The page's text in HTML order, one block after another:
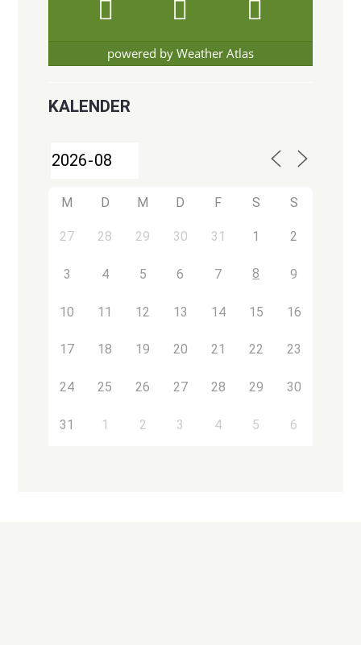
powered by Weather Atlas
KALENDER
M D M D F S S
27 28 29 30 31 1 2
3 4 5 6 7 8 9
10 11 12 13 14 15 16
17 18 19 20 21 22 23
24 25 26 27 28 29 30
31 1 2 3 4 5 6